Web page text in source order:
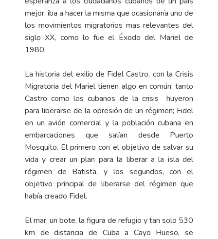
mejor, iba a hacer la misma que ocasionaría uno de
los movimientos migratorios mas relevantes del
siglo XX, como lo fue el Éxodo del Mariel de
1980.
La historia del exilio de Fidel Castro, con la Crisis
Migratoria del Mariel tienen algo en común: tanto
Castro como los cubanos de la crisis huyeron
para liberarse de la opresión de un régimen; Fidel
en un avión comercial y la población cubana en
embarcaciones que salían desde Puerto
Mosquito. El primero con el objetivo de salvar su
vida y crear un plan para la liberar a la isla del
régimen de Batista, y los segundos, con el
objetivo principal de liberarse del régimen que
había creado Fidel.
El mar, un bote, la figura de refugio y tan solo 530
km de distancia de Cuba a Cayo Hueso, se